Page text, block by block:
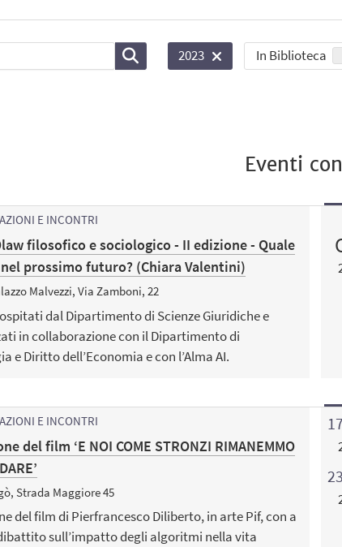
2023 In Biblioteca
Eventi
E INCONTRI
filosofico e sociologico - II edizione - Quale
prossimo futuro? (Chiara Valentini)
Malvezzi, Via Zamboni, 22
dal Dipartimento di Scienze Giuridiche e
in collaborazione con il Dipartimento di
e Diritto dell’Economia e con l’Alma AI.
E INCONTRI
del film ‘E NOI COME STRONZI RIMANEMMO
Strada Maggiore 45
del film di Pierfrancesco Diliberto, in arte Pif, con a
sull’impatto degli algoritmi nella vita
17
23